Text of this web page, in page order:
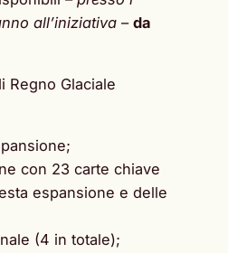
all’iniziativa – da
Regno Glaciale
con 23 carte chiave
espansione e delle
(4 in totale);